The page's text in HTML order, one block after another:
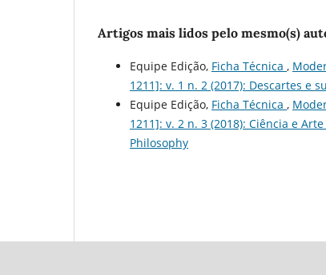
Artigos mais lidos pelo mesmo(s)
Equipe Edição, Ficha Técnica ,
1211]: v. 1 n. 2 (2017): Descartes e
Equipe Edição, Ficha Técnica ,
1211]: v. 2 n. 3 (2018): Ciência e
Philosophy